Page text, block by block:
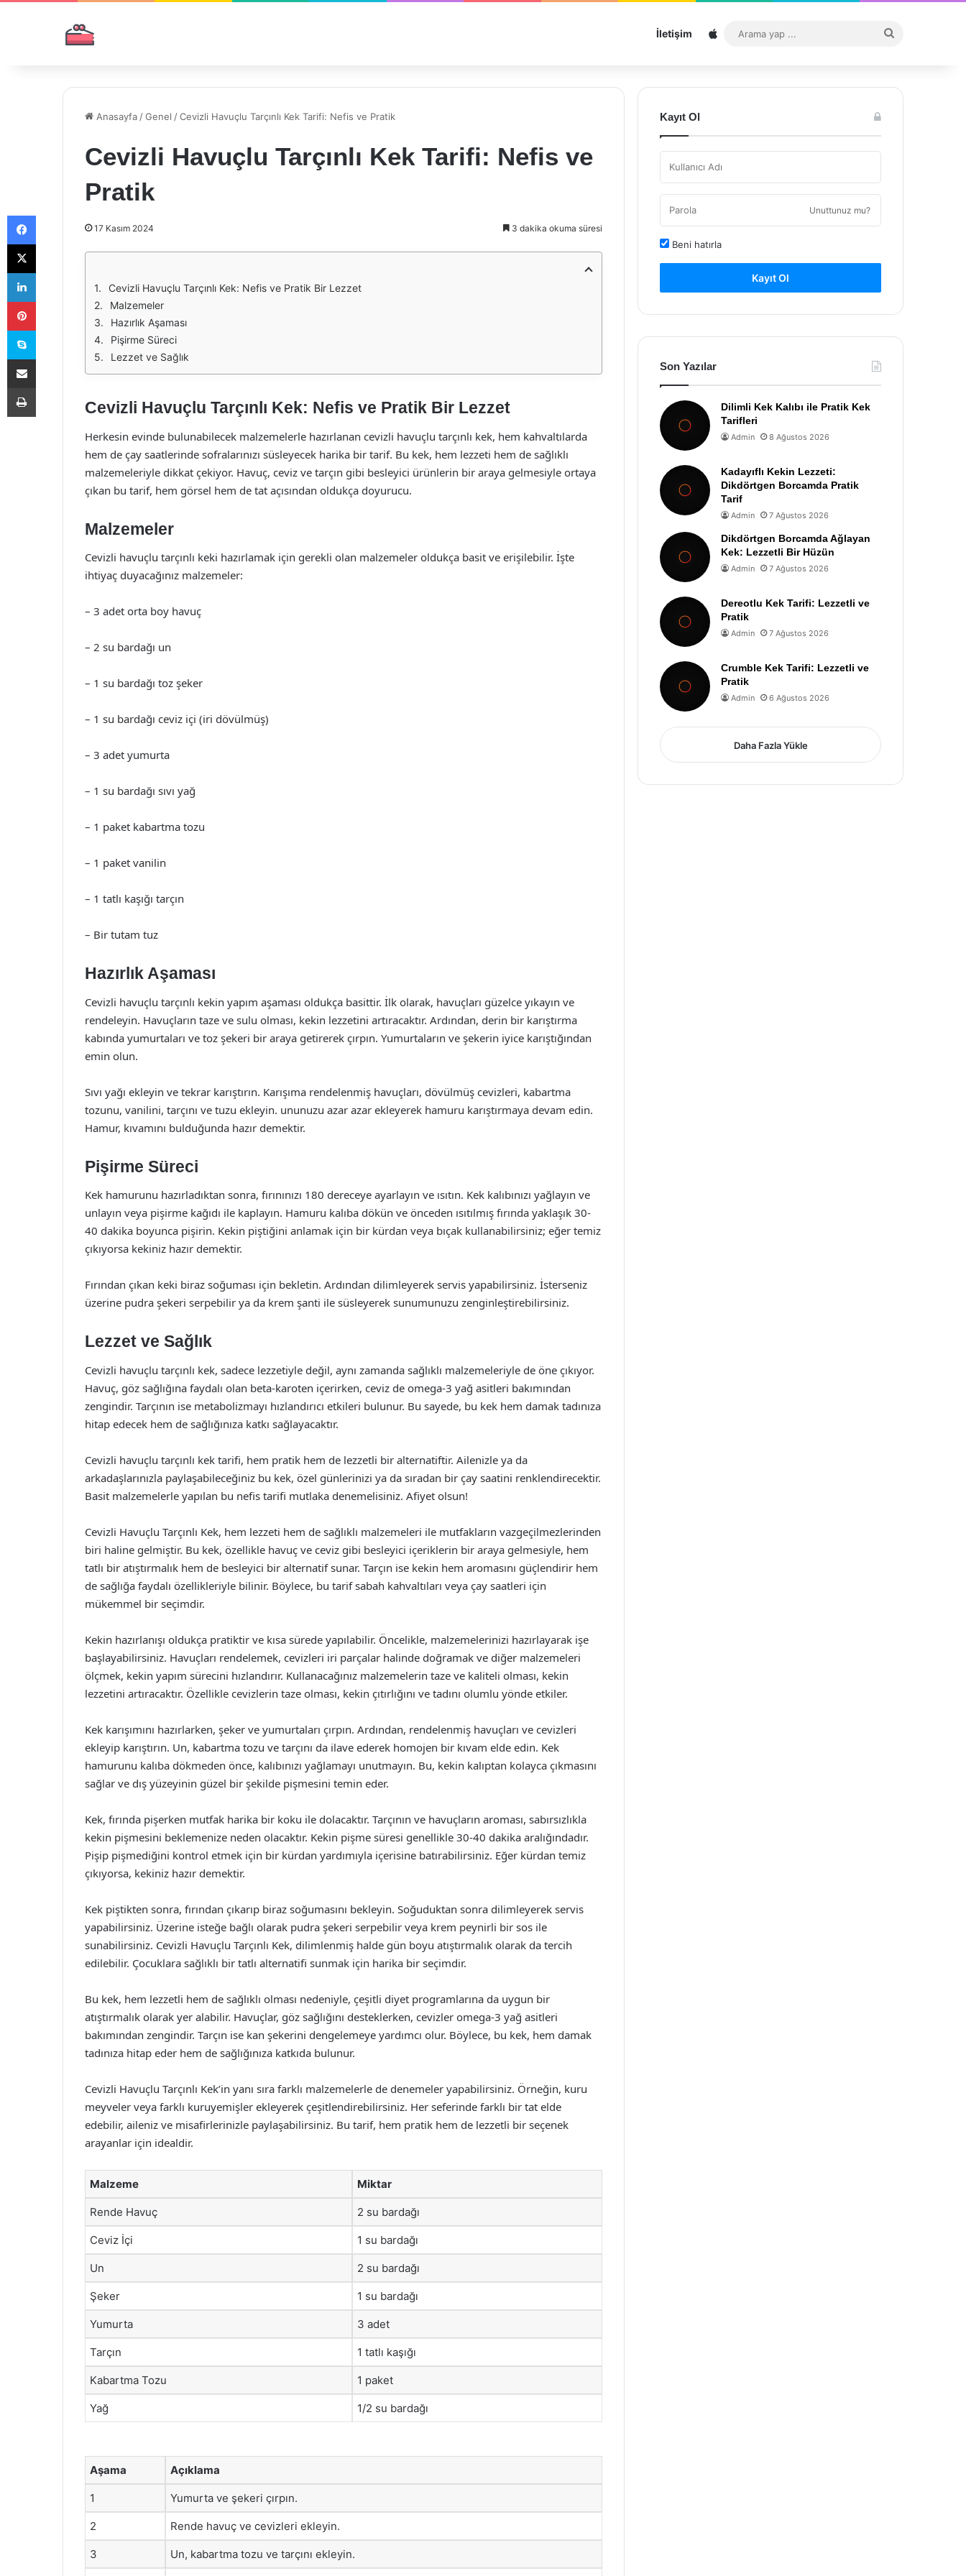
İletişim Sitemap
...
Anasayfa /Genel /Cevizli Havuçlu Tarçınlı Kek Tarifi: Nefis ve Pratik
Cevizli Havuçlu Tarçınlı Kek Tarifi: Nefis ve
Pratik
17 Kasım 2024 3 dakika okuma süresi
Cevizli Havuçlu Tarçınlı Kek: Nefis ve Pratik Bir Lezzet
Malzemeler
Hazırlık Aşaması
Pişirme Süreci
Lezzet ve Sağlık
Cevizli Havuçlu Tarçınlı Kek: Nefis ve Pratik Bir Lezzet
Herkesin evinde bulunabilecek malzemelerle hazırlanan cevizli havuçlu tarçınlı kek, hem kahvaltılarda
hem de çay saatlerinde sofralarınızı süsleyecek harika bir tarif. Bu kek, hem lezzeti hem de sağlıklı
malzemeleriyle dikkat çekiyor. Havuç, ceviz ve tarçın gibi besleyici ürünlerin bir araya gelmesiyle ortaya
çıkan bu tarif, hem görsel hem de tat açısından oldukça doyurucu.
Malzemeler
Cevizli havuçlu tarçınlı keki hazırlamak için gerekli olan malzemeler oldukça basit ve erişilebilir. İşte
ihtiyaç duyacağınız malzemeler:
– 3 adet orta boy havuç
– 2 su bardağı un
– 1 su bardağı toz şeker
– 1 su bardağı ceviz içi (iri dövülmüş)
– 3 adet yumurta
– 1 su bardağı sıvı yağ
– 1 paket kabartma tozu
– 1 paket vanilin
– 1 tatlı kaşığı tarçın
– Bir tutam tuz
Hazırlık Aşaması
Cevizli havuçlu tarçınlı kekin yapım aşaması oldukça basittir. İlk olarak, havuçları güzelce yıkayın ve
rendeleyin. Havuçların taze ve sulu olması, kekin lezzetini artıracaktır. Ardından, derin bir karıştırma
kabında yumurtaları ve toz şekeri bir araya getirerek çırpın. Yumurtaların ve şekerin iyice karıştığından
emin olun.
Sıvı yağı ekleyin ve tekrar karıştırın. Karışıma rendelenmiş havuçları, dövülmüş cevizleri, kabartma
tozunu, vanilini, tarçını ve tuzu ekleyin. ununuzu azar azar ekleyerek hamuru karıştırmaya devam edin.
Hamur, kıvamını bulduğunda hazır demektir.
Pişirme Süreci
Kek hamurunu hazırladıktan sonra, fırınınızı 180 dereceye ayarlayın ve ısıtın. Kek kalıbınızı yağlayın ve
unlayın veya pişirme kağıdı ile kaplayın. Hamuru kalıba dökün ve önceden ısıtılmış fırında yaklaşık 30-
40 dakika boyunca pişirin. Kekin piştiğini anlamak için bir kürdan veya bıçak kullanabilirsiniz; eğer temiz
çıkıyorsa kekiniz hazır demektir.
Fırından çıkan keki biraz soğuması için bekletin. Ardından dilimleyerek servis yapabilirsiniz. İsterseniz
üzerine pudra şekeri serpebilir ya da krem şanti ile süsleyerek sunumunuzu zenginleştirebilirsiniz.
Lezzet ve Sağlık
Cevizli havuçlu tarçınlı kek, sadece lezzetiyle değil, aynı zamanda sağlıklı malzemeleriyle de öne çıkıyor.
Havuç, göz sağlığına faydalı olan beta-karoten içerirken, ceviz de omega-3 yağ asitleri bakımından
zengindir. Tarçının ise metabolizmayı hızlandırıcı etkileri bulunur. Bu sayede, bu kek hem damak tadınıza
hitap edecek hem de sağlığınıza katkı sağlayacaktır.
Cevizli havuçlu tarçınlı kek tarifi, hem pratik hem de lezzetli bir alternatiftir. Ailenizle ya da
arkadaşlarınızla paylaşabileceğiniz bu kek, özel günlerinizi ya da sıradan bir çay saatini renklendirecektir.
Basit malzemelerle yapılan bu nefis tarifi mutlaka denemelisiniz. Afiyet olsun!
Cevizli Havuçlu Tarçınlı Kek, hem lezzeti hem de sağlıklı malzemeleri ile mutfakların vazgeçilmezlerinden
biri haline gelmiştir. Bu kek, özellikle havuç ve ceviz gibi besleyici içeriklerin bir araya gelmesiyle, hem
tatlı bir atıştırmalık hem de besleyici bir alternatif sunar. Tarçın ise kekin hem aromasını güçlendirir hem
de sağlığa faydalı özellikleriyle bilinir. Böylece, bu tarif sabah kahvaltıları veya çay saatleri için
mükemmel bir seçimdir.
Kekin hazırlanışı oldukça pratiktir ve kısa sürede yapılabilir. Öncelikle, malzemelerinizi hazırlayarak işe
başlayabilirsiniz. Havuçları rendelemek, cevizleri iri parçalar halinde doğramak ve diğer malzemeleri
ölçmek, kekin yapım sürecini hızlandırır. Kullanacağınız malzemelerin taze ve kaliteli olması, kekin
lezzetini artıracaktır. Özellikle cevizlerin taze olması, kekin çıtırlığını ve tadını olumlu yönde etkiler.
Kek karışımını hazırlarken, şeker ve yumurtaları çırpın. Ardından, rendelenmiş havuçları ve cevizleri
ekleyip karıştırın. Un, kabartma tozu ve tarçını da ilave ederek homojen bir kıvam elde edin. Kek
hamurunu kalıba dökmeden önce, kalıbınızı yağlamayı unutmayın. Bu, kekin kalıptan kolayca çıkmasını
sağlar ve dış yüzeyinin güzel bir şekilde pişmesini temin eder.
Kek, fırında pişerken mutfak harika bir koku ile dolacaktır. Tarçının ve havuçların aroması, sabırsızlıkla
kekin pişmesini beklemenize neden olacaktır. Kekin pişme süresi genellikle 30-40 dakika aralığındadır.
Pişip pişmediğini kontrol etmek için bir kürdan yardımıyla içerisine batırabilirsiniz. Eğer kürdan temiz
çıkıyorsa, kekiniz hazır demektir.
Kek piştikten sonra, fırından çıkarıp biraz soğumasını bekleyin. Soğuduktan sonra dilimleyerek servis
yapabilirsiniz. Üzerine isteğe bağlı olarak pudra şekeri serpebilir veya krem peynirli bir sos ile
sunabilirsiniz. Cevizli Havuçlu Tarçınlı Kek, dilimlenmiş halde gün boyu atıştırmalık olarak da tercih
edilebilir. Çocuklara sağlıklı bir tatlı alternatifi sunmak için harika bir seçimdir.
Bu kek, hem lezzetli hem de sağlıklı olması nedeniyle, çeşitli diyet programlarına da uygun bir
atıştırmalık olarak yer alabilir. Havuçlar, göz sağlığını desteklerken, cevizler omega-3 yağ asitleri
bakımından zengindir. Tarçın ise kan şekerini dengelemeye yardımcı olur. Böylece, bu kek, hem damak
tadınıza hitap eder hem de sağlığınıza katkıda bulunur.
Cevizli Havuçlu Tarçınlı Kek’in yanı sıra farklı malzemelerle de denemeler yapabilirsiniz. Örneğin, kuru
meyveler veya farklı kuruyemişler ekleyerek çeşitlendirebilirsiniz. Her seferinde farklı bir tat elde
edebilir, aileniz ve misafirlerinizle paylaşabilirsiniz. Bu tarif, hem pratik hem de lezzetli bir seçenek
arayanlar için idealdir.
Malzeme Miktar
Rende Havuç 2 su bardağı
Ceviz İçi 1 su bardağı
Un 2 su bardağı
Şeker 1 su bardağı
Yumurta 3 adet
Tarçın 1 tatlı kaşığı
Kabartma Tozu 1 paket
Yağ 1/2 su bardağı
Aşama Açıklama
1 Yumurta ve şekeri çırpın.
2 Rende havuç ve cevizleri ekleyin.
3 Un, kabartma tozu ve tarçını ekleyin.
Kayıt Ol
Unuttunuz mu?
Beni hatırla
Kayıt Ol
Son Yazılar
Dilimli Kek Kalıbı ile Pratik Kek
Tarifleri
Admin 8 Ağustos 2026
Kadayıflı Kekin Lezzeti:
Dikdörtgen Borcamda Pratik
Tarif
Admin 7 Ağustos 2026
Dikdörtgen Borcamda Ağlayan
Kek: Lezzetli Bir Hüzün
Admin 7 Ağustos 2026
Dereotlu Kek Tarifi: Lezzetli ve
Pratik
Admin 7 Ağustos 2026
Crumble Kek Tarifi: Lezzetli ve
Pratik
Admin 6 Ağustos 2026
Daha Fazla Yükle
Facebook
X
LinkedIn
Pinterest
Skype
E-Posta ile paylaş